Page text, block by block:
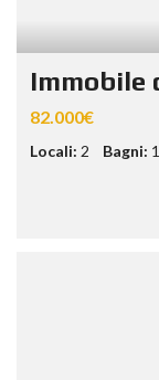
Immobile
82.000€
Locali: 2 Bagni: 1